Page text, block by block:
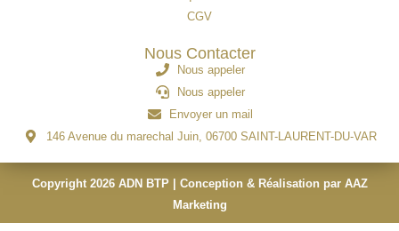
CGV
Nous Contacter
Nous appeler
Nous appeler
Envoyer un mail
146 Avenue du marechal Juin, 06700 SAINT-LAURENT-DU-VAR
Copyright 2026 ADN BTP | Conception & Réalisation par AAZ
Marketing